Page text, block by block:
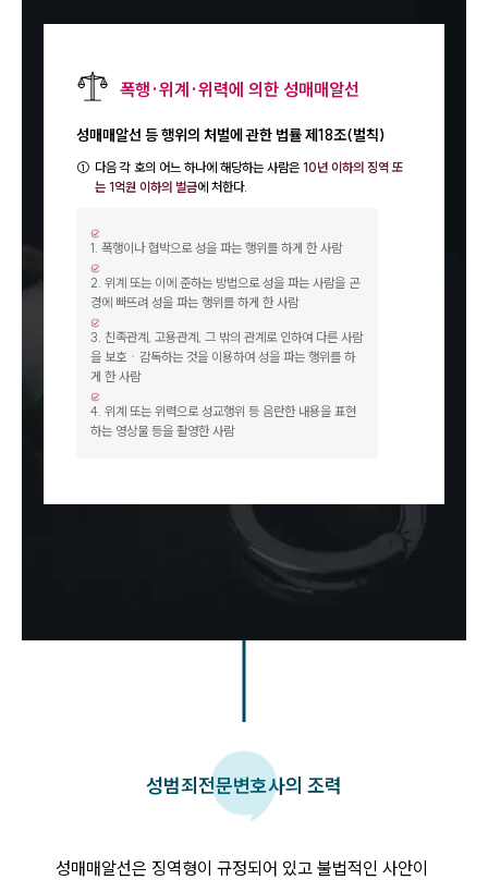
센터소개
센터소개
글로벌 파트너 로펌
업무사례
업무사례
법률정보
폭행·위계·위력에 의한 성매매알선
성매매알선 등 행위의 처벌에 관한 법률 제18조(벌칙)
① 다음 각 호의 어느 하나에 해당하는 사람은 10년 이하의 징역 또
는 1억원 이하의 벌금에 처한다.
1.폭행이나 협박으로 성을 파는 행위를 하게 한 사람
2.위계 또는 이에 준하는 방법으로 성을 파는 사람을 곤
경에 빠뜨려 성을 파는 행위를 하게 한 사람
3. 친족관계, 고용관계, 그 밖의 관계로 인하여 다른 사람
을 보호ㆍ감독하는 것을 이용하여 성을 파는 행위를 하
게 한 사람
4.위계 또는 위력으로 성교행위 등 음란한 내용을 표현
하는 영상물 등을 촬영한 사람
성범죄전문변호사의 조력
성매매알선은 징역형이 규정되어 있고 불법적인 사안이